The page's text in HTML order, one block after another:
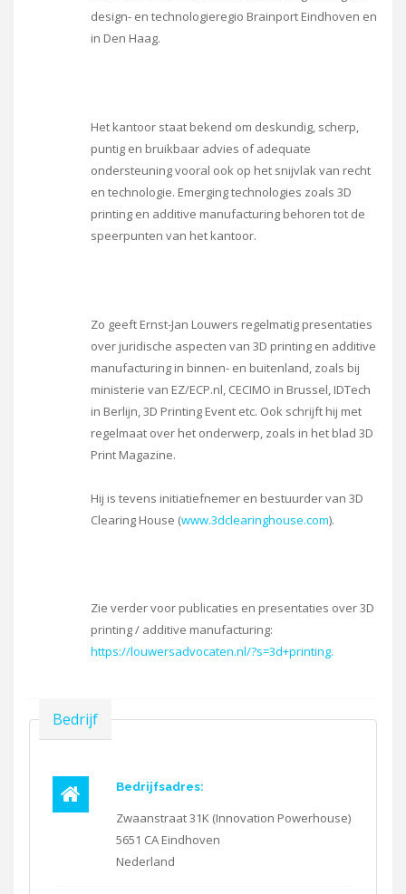
design- en technologieregio Brainport Eindhoven en
in Den Haag.
Het kantoor staat bekend om deskundig, scherp,
puntig en bruikbaar advies of adequate
ondersteuning vooral ook op het snijvlak van recht
en technologie. Emerging technologies zoals 3D
printing en additive manufacturing behoren tot de
speerpunten van het kantoor.
Zo geeft Ernst-Jan Louwers regelmatig presentaties
over juridische aspecten van 3D printing en additive
manufacturing in binnen- en buitenland, zoals bij
ministerie van EZ/ECP.nl, CECIMO in Brussel, IDTech
in Berlijn, 3D Printing Event etc. Ook schrijft hij met
regelmaat over het onderwerp, zoals in het blad 3D
Print Magazine.
Hij is tevens initiatiefnemer en bestuurder van 3D
Clearing House (www.3dclearinghouse.com).
Zie verder voor publicaties en presentaties over 3D
printing / additive manufacturing:
https://louwersadvocaten.nl/?s=3d+printing.
Verbergen
Bedrijf
Bedrijfsadres:
Zwaanstraat 31K (Innovation Powerhouse)
5651 CA Eindhoven
Nederland